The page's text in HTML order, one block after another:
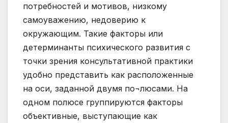
потребностей и мотивов, низкому
самоуважению, недоверию к
окружающим. Такие факторы или
детерминанты психического развития с
точки зрения консультативной практики
удобно представить как расположенные
на оси, заданной двумя по¬люсами. На
одном полюсе группируются факторы
объективные, выступающие как